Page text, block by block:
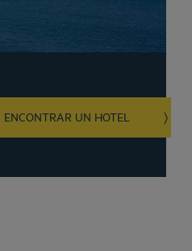
ENCONTRAR UN HOTEL